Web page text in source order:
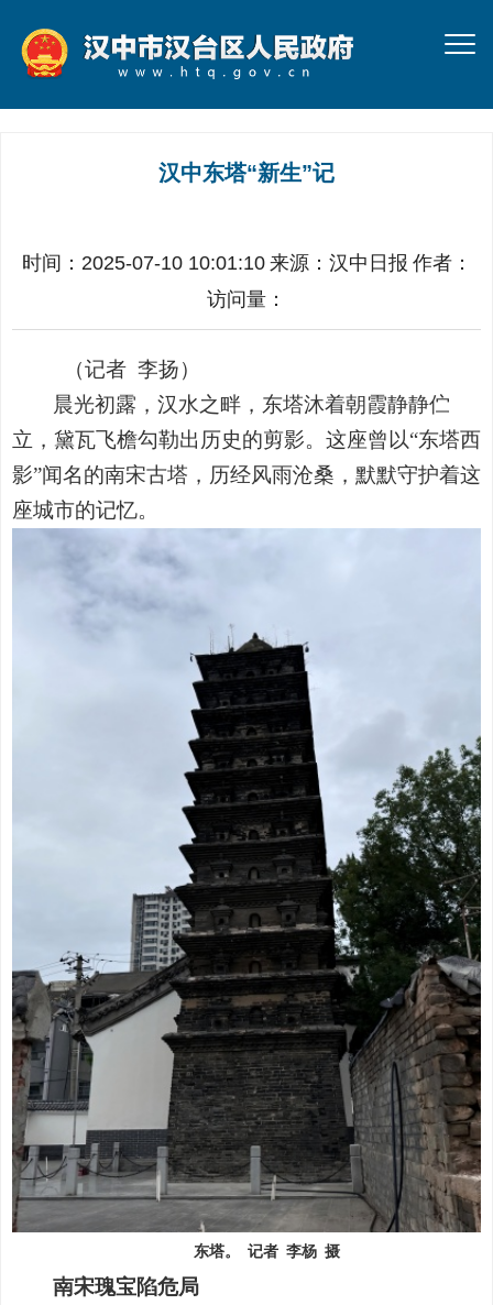
汉中东塔“新生”记
时间：2025-07-10 10:01:10 来源： 汉中日报 作者：
访问量：
（记者 李扬）
晨光初露，汉水之畔，东塔沐着朝霞静静伫
立，黛瓦飞檐勾勒出历史的剪影。这座曾以“东塔西
影”闻名的南宋古塔，历经风雨沧桑，默默守护着这
座城市的记忆。
东塔。 记者 李杨 摄
南宋瑰宝陷危局